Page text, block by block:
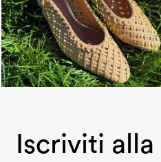
Iscriviti